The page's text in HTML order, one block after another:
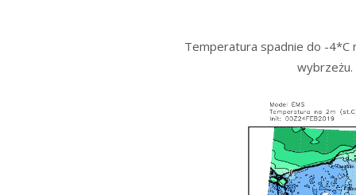
Temperatura spadnie do -4*C
wybrzeżu.